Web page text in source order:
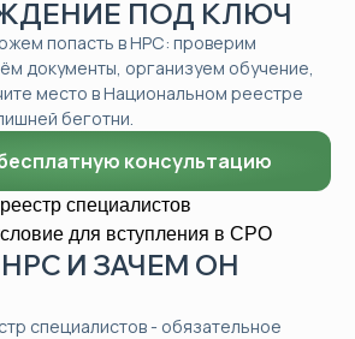
ПОД КЛЮЧ
попасть в НРС: проверим
документы, организуем обучение,
место в Национальном реестре
беготни.
консультацию
И ЗАЧЕМ ОН
специалистов - обязательное